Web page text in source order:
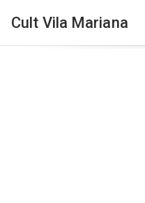
Cult Vila Mariana